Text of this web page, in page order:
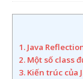
1. Java
2. Một số class
3. Kiến trúc của